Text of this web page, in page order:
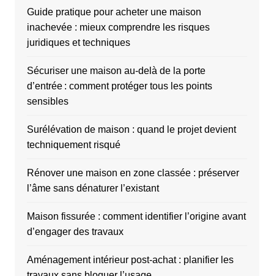
Guide pratique pour acheter une maison
inachevée : mieux comprendre les risques
juridiques et techniques
Sécuriser une maison au-delà de la porte
d’entrée : comment protéger tous les points
sensibles
Surélévation de maison : quand le projet devient
techniquement risqué
Rénover une maison en zone classée : préserver
l’âme sans dénaturer l’existant
Maison fissurée : comment identifier l’origine avant
d’engager des travaux
Aménagement intérieur post-achat : planifier les